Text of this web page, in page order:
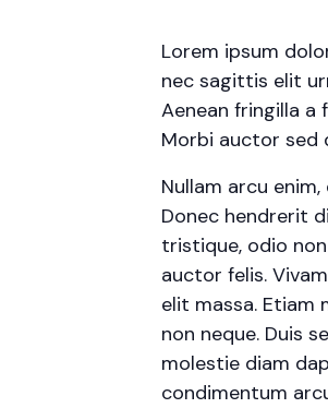
Lorem ipsum
nec sagittis elit
Aenean fringilla a
Morbi auctor sed
Nullam arcu
Donec hendrerit
tristique, odio
auctor felis.
elit massa. Etiam
non neque. Duis
molestie diam
condimentum